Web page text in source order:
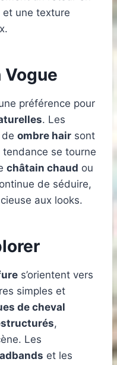
une texture
Vogue
préférence pour
. Les
ombre hair sont
tendance se tourne
châtain chaud ou
de séduire,
aux looks.
s’orientent vers
simples et
de cheval
,
Les
et les